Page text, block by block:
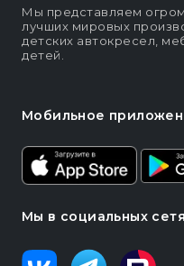
Мы представляем
лучших мировых
детских автокресел,
детей.
Мобильное
Мы в социальных